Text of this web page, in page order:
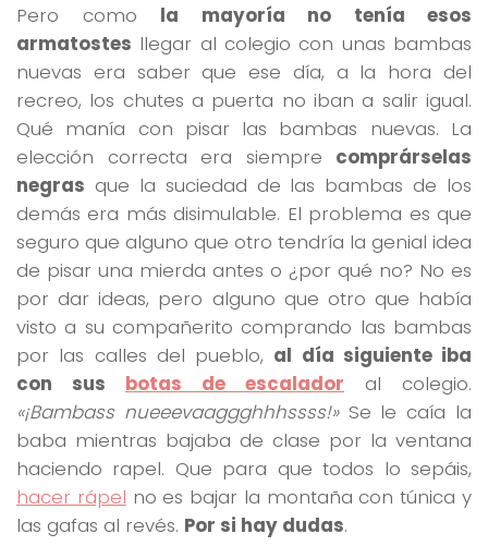
Pero como la mayoría no tenía esos
armatostes llegar al colegio con unas bambas
nuevas era saber que ese día, a la hora del
recreo, los chutes a puerta no iban a salir igual.
Qué manía con pisar las bambas nuevas. La
elección correcta era siempre comprárselas
negras que la suciedad de las bambas de los
demás era más disimulable. El problema es que
seguro que alguno que otro tendría la genial idea
de pisar una mierda antes o ¿por qué no? No es
por dar ideas, pero alguno que otro que había
visto a su compañerito comprando las bambas
por las calles del pueblo, al día siguiente iba
con sus botas de escalador al colegio.
«¡Bambass nueeevaaggghhhssss!»Se le caía la
baba mientras bajaba de clase por la ventana
haciendo rapel. Que para que todos lo sepáis,
hacer rápel no es bajar la montaña con túnica y
las gafas al revés. Por si hay dudas.